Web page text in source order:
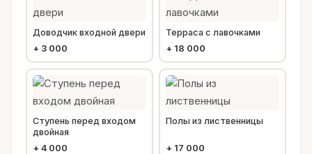
Доводчик входной двери
+ 3 000
Терраса с лавочками
+ 18 000
Ступень перед входом
двойная
+ 4 000
Полы из лиственницы
+ 17 000